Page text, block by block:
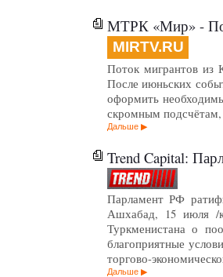
МТРК «Мир» -
MIRTV.RU
Поток мигрантов из
После июньских
оформить
скромным
Дальше
Trend Capital:
Парламент РФ
Ашхабад, 15 июля /
Туркменистана о
благоприятные
торгово-
Дальше